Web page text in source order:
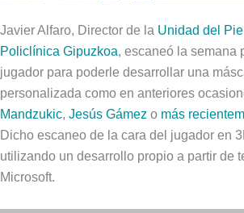
Javier Alfaro, Director de la Unidad del
Policlínica Gipuzkoa, escaneó la semana
jugador para poderle desarrollar una
personalizada como en anteriores
Mandzukic, Jesús Gámez o más
Dicho escaneo de la cara del jugador en
utilizando un desarrollo propio a partir de
Microsoft.